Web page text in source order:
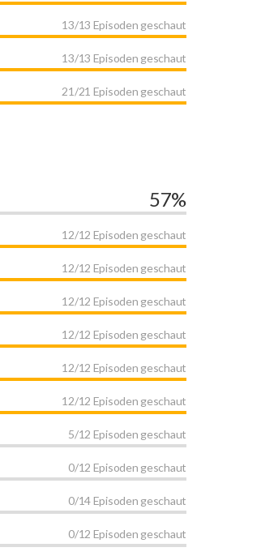
13/13 Episoden geschaut
13/13 Episoden geschaut
21/21 Episoden geschaut
57%
12/12 Episoden geschaut
12/12 Episoden geschaut
12/12 Episoden geschaut
12/12 Episoden geschaut
12/12 Episoden geschaut
12/12 Episoden geschaut
5/12 Episoden geschaut
0/12 Episoden geschaut
0/14 Episoden geschaut
0/12 Episoden geschaut